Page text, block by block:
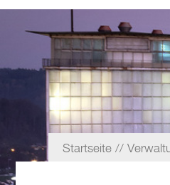
Startseite